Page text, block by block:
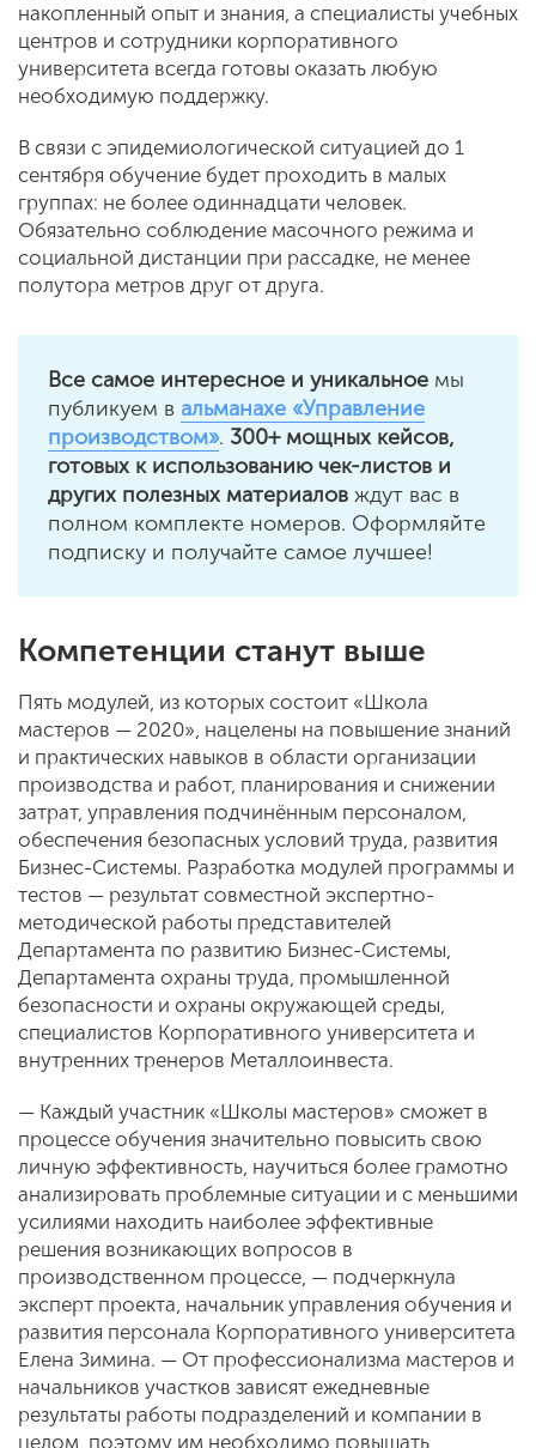
накопленный опыт и знания, а специалисты учебных
центров и сотрудники корпоративного
университета всегда готовы оказать любую
необходимую поддержку.
В связи с эпидемиологической ситуацией до 1
сентября обучение будет проходить в малых
группах: не более одиннадцати человек.
Обязательно соблюдение масочного режима и
социальной дистанции при рассадке, не менее
полутора метров друг от друга.
Все самое интересное и уникальное мы
публикуем в альманахе «Управление
производством». 300+ мощных кейсов,
готовых к использованию чек-листов и
других полезных материалов ждут вас в
полном комплекте номеров. Оформляйте
подписку и получайте самое лучшее!
Компетенции станут выше
Пять модулей, из которых состоит «Школа
мастеров — 2020», нацелены на повышение знаний
и практических навыков в области организации
производства и работ, планирования и снижении
затрат, управления подчинённым персоналом,
обеспечения безопасных условий труда, развития
Бизнес-Системы. Разработка модулей программы и
тестов — результат совместной экспертно-
методической работы представителей
Департамента по развитию Бизнес-Системы,
Департамента охраны труда, промышленной
безопасности и охраны окружающей среды,
специалистов Корпоративного университета и
внутренних тренеров Металлоинвеста.
— Каждый участник «Школы мастеров» сможет в
процессе обучения значительно повысить свою
личную эффективность, научиться более грамотно
анализировать проблемные ситуации и с меньшими
усилиями находить наиболее эффективные
решения возникающих вопросов в
производственном процессе, — подчеркнула
эксперт проекта, начальник управления обучения и
развития персонала Корпоративного университета
Елена Зимина. — От профессионализма мастеров и
начальников участков зависят ежедневные
результаты работы подразделений и компании в
целом, поэтому им необходимо повышать